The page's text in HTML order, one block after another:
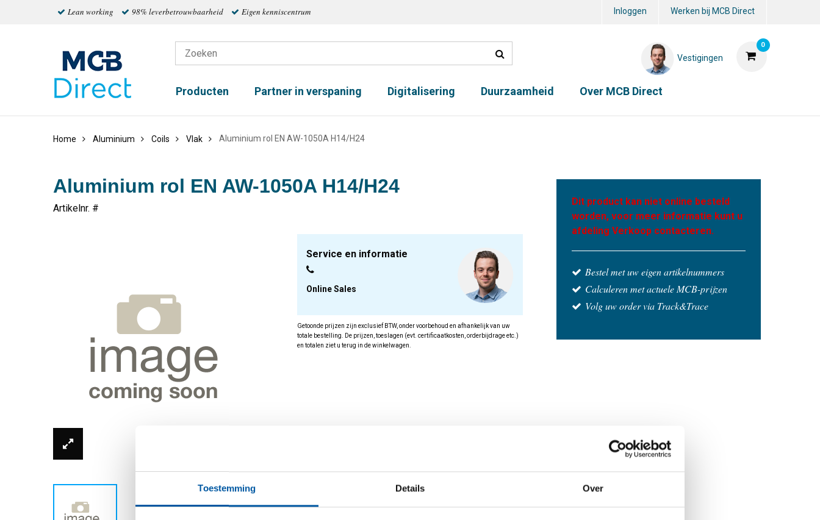
Toestemming Details Over
Lean working 98% leverbetrouwbaarheid Eigen kenniscentrum Inloggen Werken bij MCB Direct
0
Vestigingen
Producten Partner in verspaning Digitalisering Duurzaamheid Over MCB Direct
Home Aluminium Coils Vlak Aluminium rol EN AW-1050A H14/H24
Aluminium rol EN AW-1050A H14/H24
Artikelnr. #
*Productfoto kan afwijken van de werkelijkheid
Service en informatie
Online Sales
Getoonde prijzen zijn exclusief BTW, onder voorbehoud en afhankelijk van uw
totale bestelling. De prijzen, toeslagen (evt. certificaatkosten, orderbijdrage etc.)
en totalen ziet u terug in de winkelwagen.
Dit product kan niet online besteld
worden, voor meer informatie kunt u
afdeling Verkoop contacteren.
Bestel met uw eigen artikelnummers
Calculeren met actuele MCB-prijzen
Volg uw order via Track&Trace